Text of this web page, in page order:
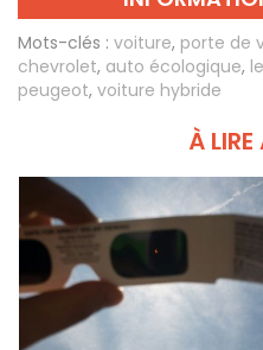
Mots-clés : voiture, porte de
chevrolet, auto écologique,
peugeot, voiture hybride
À